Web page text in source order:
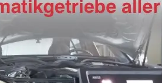
Digitalradio DAB, Farbdisplay,
vorhanden